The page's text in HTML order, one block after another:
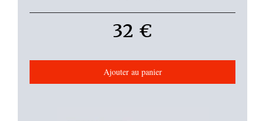
32 €
Ajouter au panier